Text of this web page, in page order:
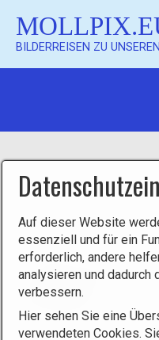
BILDERREISEN ZU
Mollpix
Mollpix
Auf dieser Website
essenziell und für ein
erforderlich, andere
analysieren und
verbessern.
Hier sehen Sie eine
verwendeten Cookies.